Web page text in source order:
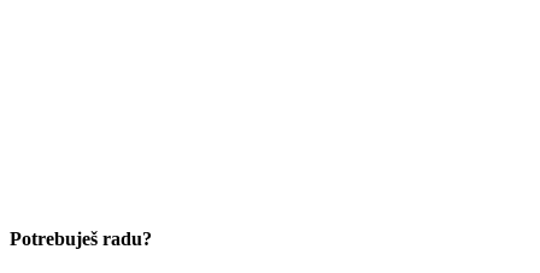
Potrebuješ radu?